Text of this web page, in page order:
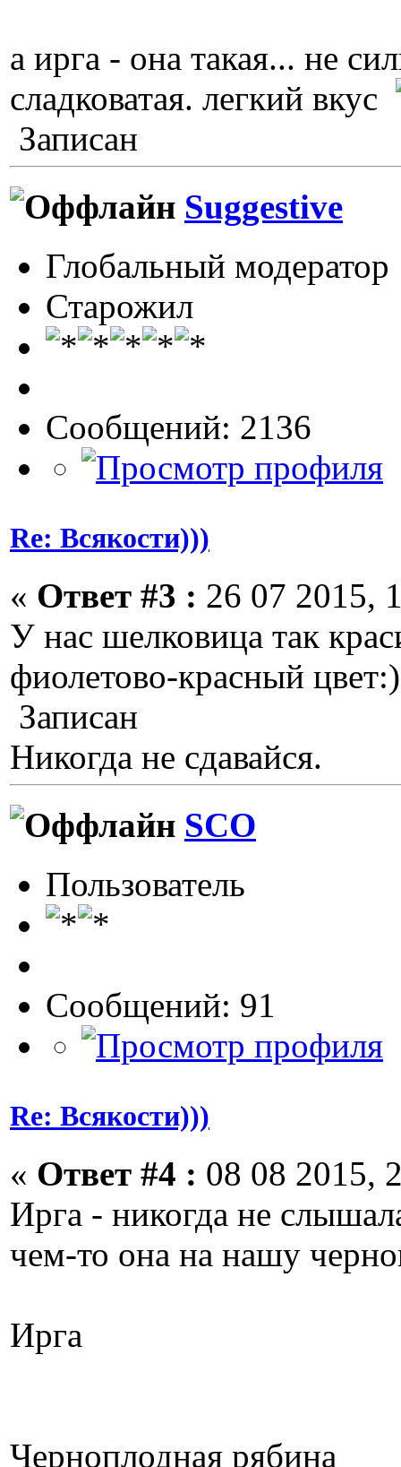
а ирга - она такая... не
сладковатая. легкий вкус
Записан
Suggestive
Глобальный модератор
Старожил
Сообщений: 2136
Re: Всякости)))
« Ответ #3 : 26 07 2015,
У нас шелковица так
фиолетово-красный цвет:)
Записан
Никогда не сдавайся.
SCO
Пользователь
Сообщений: 91
Re: Всякости)))
« Ответ #4 : 08 08 2015,
Ирга - никогда не
чем-то она на нашу
Ирга
Черноплодная рябина